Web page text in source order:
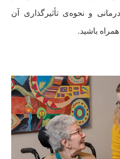
و نحوه‌ی تأثیرگذاری آن
باشید.